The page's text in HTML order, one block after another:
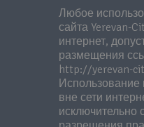
Любое
сайта Yerevan-
интернет,
размещения
http://yerevan-
Использование
вне сети
исключительно